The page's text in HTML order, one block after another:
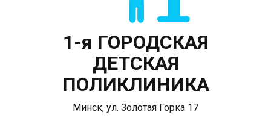
1-я ГОРОДСКАЯ
ДЕТСКАЯ
ПОЛИКЛИНИКА
Минск, ул. Золотая Горка 17